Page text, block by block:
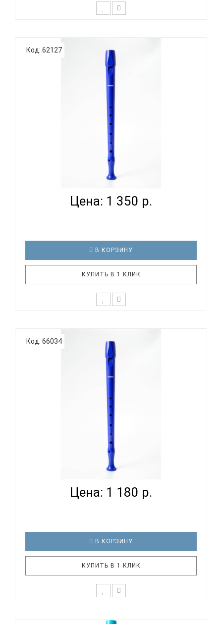
стараться правильно их направить в этом.
Прекрасный и живой звук блокфлейты является
одним из лучших способов с детства развивать
слух у ребенка. В тоже время, дети будут у..
Код: 62127
HOHNER B95084 DB - БЛОКФЛЕЙТА СОПРАНО
НЕМЕЦКАЯ СИС...
Цена: 1 350 р.
В КОРЗИНУ
КУПИТЬ В 1 КЛИК
стараться правильно их направить в этом.
Прекрасный и живой звук блокфлейты является
одним из лучших способов с детства развивать
слух у ребенка. В тоже время, дети будут у..
Код: 66034
HOHNER B9508 DB - БЛОКФЛЕЙТА СОПРАНО
НЕМЕЦКАЯ СИСТ...
Цена: 1 180 р.
В КОРЗИНУ
КУПИТЬ В 1 КЛИК